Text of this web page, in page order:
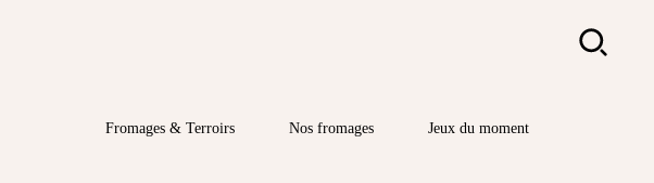
Rechercher
Fromages & Terroirs Nos fromages Jeux du moment